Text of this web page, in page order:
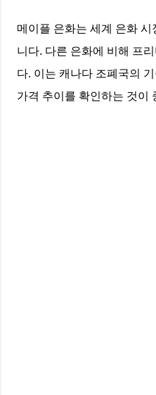
메이플 은화는 세계 은화
니다. 다른 은화에 비해 프
다. 이는 캐나다 조폐국의
가격 추이를 확인하는 것이